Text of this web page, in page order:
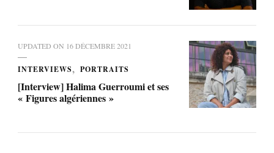
UPDATED ON 16 DÉCEMBRE 2021
INTERVIEWS PORTRAITS
[Interview] Halima Guerroumi et ses
« Figures algériennes »